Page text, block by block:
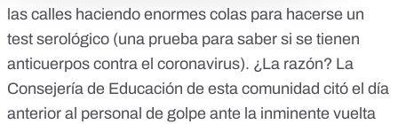
las calles haciendo enormes colas para hacerse un
test serológico (una prueba para saber si se tienen
anticuerpos contra el coronavirus). ¿La razón? La
Consejería de Educación de esta comunidad citó el día
anterior al personal de golpe ante la inminente vuelta